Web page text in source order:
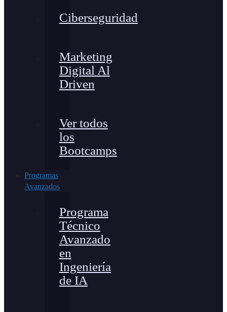
Ciberseguridad
Marketing
Digital Al
Driven
Ver todos
los
Bootcamps
Programas
Avanzados
Programa
Técnico
Avanzado
en
Ingeniería
de IA